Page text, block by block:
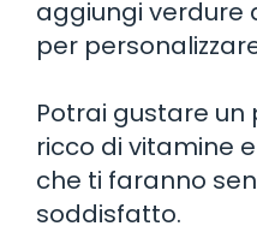
aggiungi verdure
per
Potrai gustare
ricco di vitamine
che ti faranno
soddisfatto.